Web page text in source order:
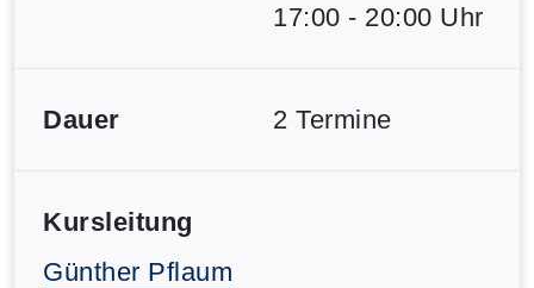
17:00 - 20:00 Uhr
Dauer 2 Termine
Kursleitung
Günther Pflaum